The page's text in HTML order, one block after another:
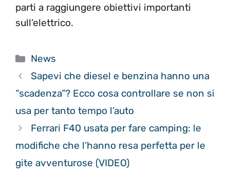
parti a raggiungere obiettivi importanti
sull’elettrico.
Categorie
News
Sapevi che diesel e benzina hanno una
“scadenza”? Ecco cosa controllare se non si
usa per tanto tempo l’auto
Ferrari F40 usata per fare camping: le
modifiche che l’hanno resa perfetta per le
gite avventurose (VIDEO)